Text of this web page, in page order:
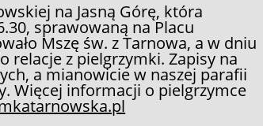
na Jasną Górę, która
sprawowaną na Placu
Mszę św. z Tarnowa, a w dniu
relacje z pielgrzymki. Zapisy na
a mianowicie w naszej parafii
Więcej informacji o pielgrzymce